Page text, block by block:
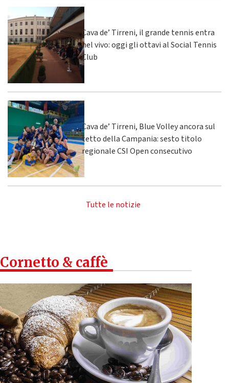
Cava de’ Tirreni, il grande tennis entra
nel vivo: oggi gli ottavi al Social Tennis
Club
Cava de’ Tirreni, Blue Volley ancora sul
tetto della Campania: sesto titolo
regionale CSI Open consecutivo
Tutte le notizie
Cornetto & caffè